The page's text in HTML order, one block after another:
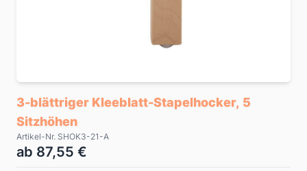
3-blättriger Kleeblatt-Stapelhocker, 5
Sitzhöhen
Artikel-Nr. SHOK3-21-A
ab 87,55 €